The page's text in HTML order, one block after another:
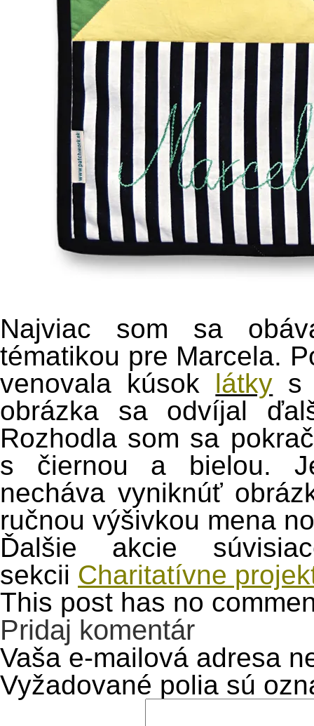
Najviac som sa
tématikou pre Marcela.
venovala kúsok látky s
obrázka sa odvíjal
Rozhodla som sa
s čiernou a bielou.
necháva vyniknúť
ručnou výšivkou mena
Ďalšie akcie
sekcii Charitatívne
This post has no
Pridaj komentár
Vaša e-mailová adresa
Vyžadované polia sú